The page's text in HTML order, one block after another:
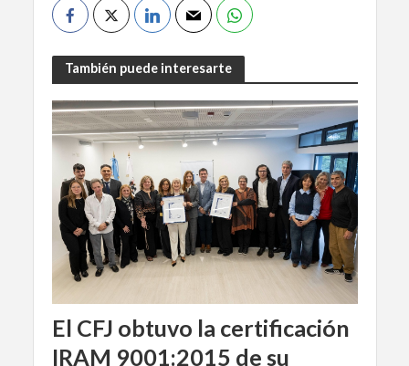
También puede interesarte
El CFJ obtuvo la certificación
IRAM 9001:2015 de su